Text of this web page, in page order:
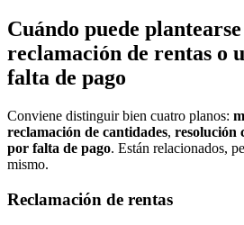
Cuándo puede
reclamación de rentas o
falta de pago
Conviene distinguir bien cuatro planos:
reclamación de cantidades, resolución
por falta de pago. Están relacionados,
mismo.
Reclamación de rentas